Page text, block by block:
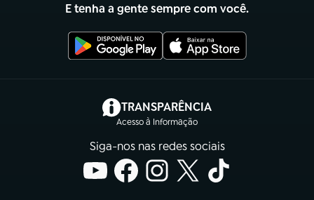
E tenha a gente sempre com você.
TRANSPARÊNCIA
Acesso à Informação
(abre em nova aba)
Siga-nos nas redes sociais